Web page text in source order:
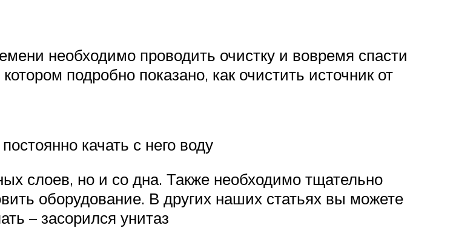
необходимо проводить очистку и вовремя спасти
подробно показано, как очистить источник от
качать с него воду
слоев, но и со дна. Также необходимо тщательно
оборудование. В других наших статьях вы можете
– засорился унитаз